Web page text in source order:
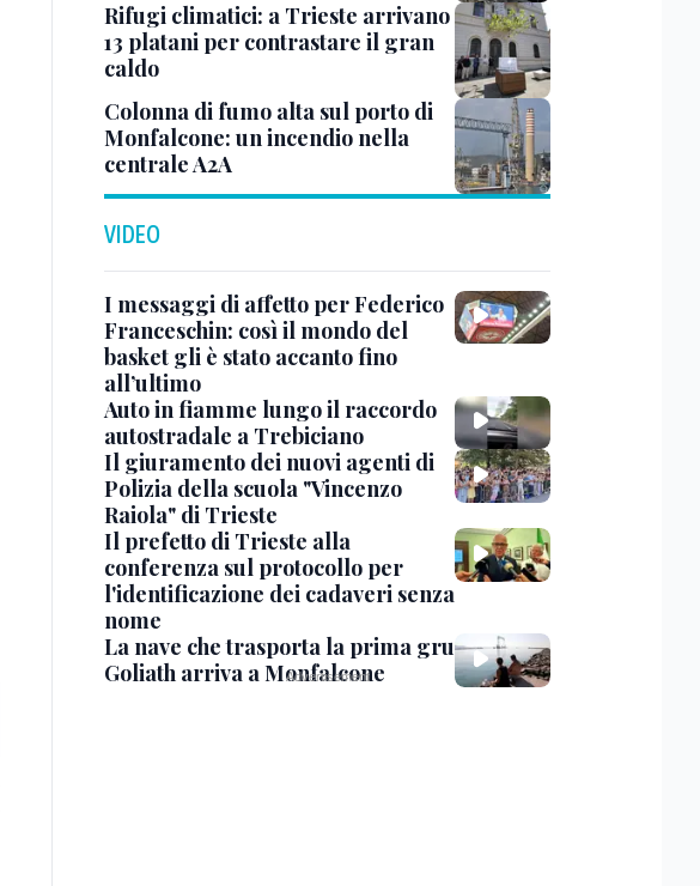
Rifugi climatici: a Trieste arrivano
13 platani per contrastare il gran
caldo
Colonna di fumo alta sul porto di
Monfalcone: un incendio nella
centrale A2A
VIDEO
I messaggi di affetto per Federico
Franceschin: così il mondo del
basket gli è stato accanto fino
all’ultimo
Auto in fiamme lungo il raccordo
autostradale a Trebiciano
Il giuramento dei nuovi agenti di
Polizia della scuola "Vincenzo
Raiola" di Trieste
Il prefetto di Trieste alla
conferenza sul protocollo per
l'identificazione dei cadaveri senza
nome
La nave che trasporta la prima gru
Goliath arriva a Monfalcone